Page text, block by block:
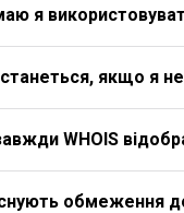
я
якщо я
WHOIS
обмеження